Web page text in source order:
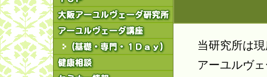
当研究所は
アーユルヴ